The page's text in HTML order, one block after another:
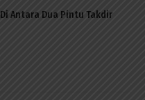
Di Antara Dua Pintu Takdir